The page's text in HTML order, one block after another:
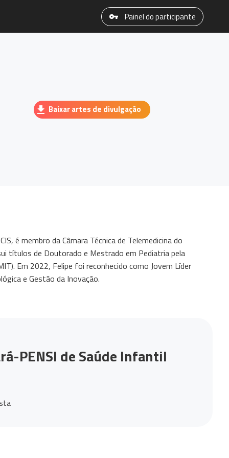
Painel do participante
Baixar artes de divulgação
é membro da Câmara Técnica de Telemedicina do
títulos de Doutorado e Mestrado em Pediatria pela
Em 2022, Felipe foi reconhecido como Jovem Líder
e Gestão da Inovação.
PENSI de Saúde Infantil